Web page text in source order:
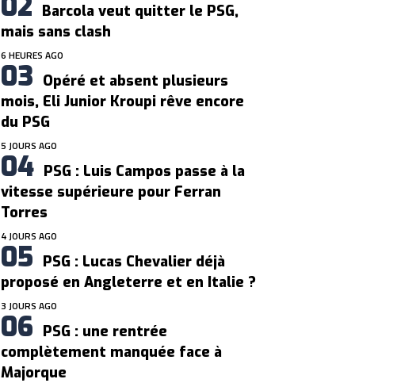
Barcola veut quitter le PSG,
mais sans clash
6 HEURES AGO
Opéré et absent plusieurs
mois, Eli Junior Kroupi rêve encore
du PSG
5 JOURS AGO
PSG : Luis Campos passe à la
vitesse supérieure pour Ferran
Torres
4 JOURS AGO
PSG : Lucas Chevalier déjà
proposé en Angleterre et en Italie ?
3 JOURS AGO
PSG : une rentrée
complètement manquée face à
Majorque